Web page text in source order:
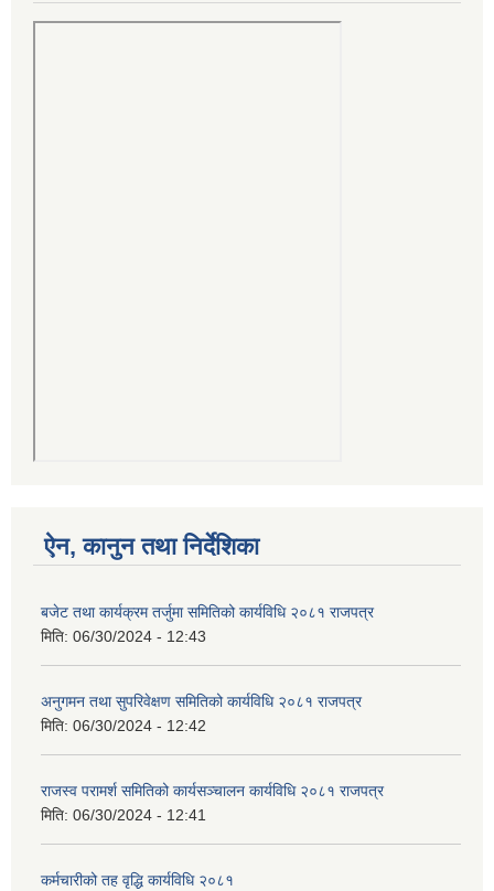
ऐन, कानुन तथा निर्देशिका
बजेट तथा कार्यक्रम तर्जुमा समितिको कार्यविधि २०८१ राजपत्र
मिति: 06/30/2024 - 12:43
अनुगमन तथा सुपरिवेक्षण समितिको कार्यविधि २०८१ राजपत्र
मिति: 06/30/2024 - 12:42
राजस्व परामर्श समितिको कार्यसञ्चालन कार्यविधि २०८१ राजपत्र
मिति: 06/30/2024 - 12:41
कर्मचारीको तह वृद्धि कार्यविधि २०८१